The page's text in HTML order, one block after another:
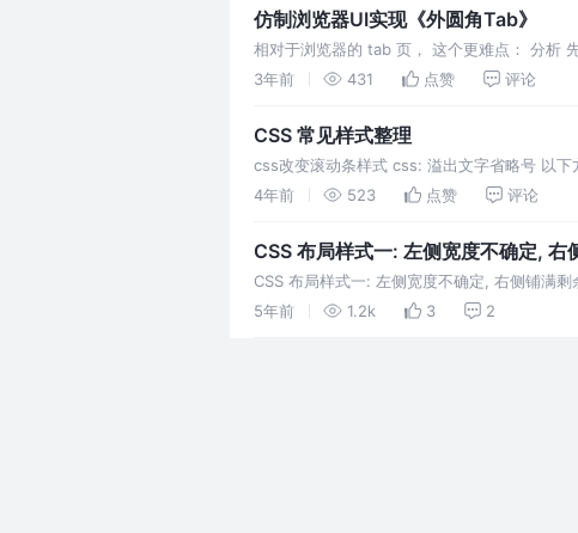
仿制浏览器UI实现《外圆角Tab》
相对于浏览器的 tab 页， 这个更难点： 分析
角 bo
3年前 431 点赞 评论
CSS 常见样式整理
css改变滚动条样式 css: 溢出文字省略号 以
果，它需要组合其他的W
4年前 523 点赞 评论
CSS 布局样式一: 左侧宽度不确定, 右
CSS 布局样式一: 左侧宽度不确定, 右侧铺满
5年前
1.2k 3 2